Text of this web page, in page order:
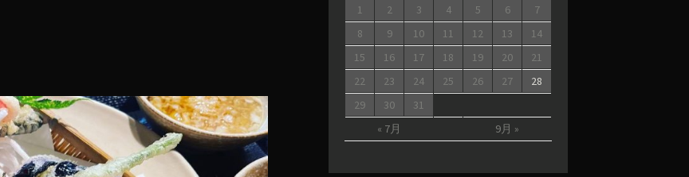
« 7月 9月 »
1 2 3 4 5 6
7
8
9 10 11 12 13
14
15
16 17 18 19 20
21
22
23 24 25 26 27
28
29
30 31